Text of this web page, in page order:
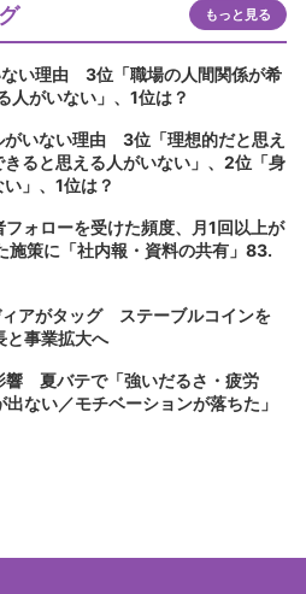
もっと見る
い理由 3位「職場の人間関係が希
人がいない」、1位は？
がいない理由 3位「理想的だと思え
ると思える人がいない」、2位「身
」、1位は？
ォローを受けた頻度、月1回以上が
策に「社内報・資料の共有」83.
アがタッグ ステーブルコインを
と事業拡大へ
響 夏バテで「強いだるさ・疲労
ない／モチベーションが落ちた」